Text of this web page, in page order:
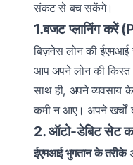
संकट से बच सकेंगे।
1.बजट प्लानिंग
बिज़नेस लोन की ईएमआई
आप अपने लोन की किस्त
साथ ही, अपने व्यवसाय
कमी न आए। अपने खर्चों
2. ऑटो-डेबिट सेट
ईएमआई भुगतान के तरीके